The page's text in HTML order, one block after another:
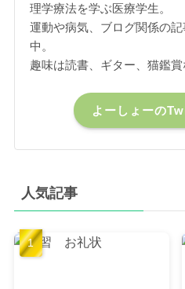
理学療法を学ぶ医療学生。
運動や病気、ブログ関係の
中。
趣味は読書、ギター、猫鑑
よーしょーの
人気記事